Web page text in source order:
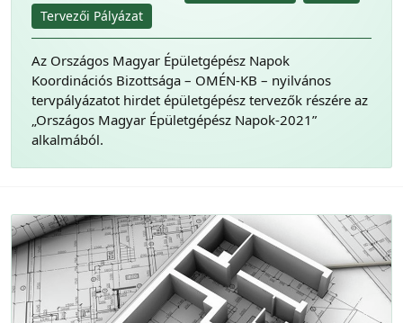
Tervezői Pályázat
Az Országos Magyar Épületgépész Napok
Koordinációs Bizottsága – OMÉN-KB – nyilvános
tervpályázatot hirdet épületgépész tervezők részére az
„Országos Magyar Épületgépész Napok-2021”
alkalmából.